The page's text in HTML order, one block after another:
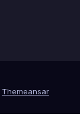
Themeansar